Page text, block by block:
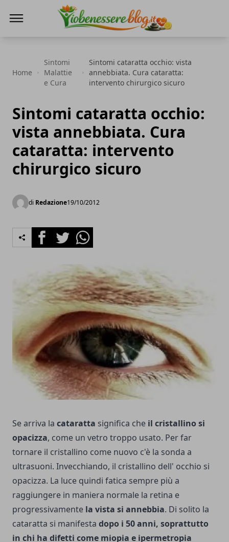
Home
Sintomi
Malattie
e Cura
Sintomi cataratta occhio: vista
annebbiata. Cura cataratta:
intervento chirurgico sicuro
Sintomi cataratta occhio:
vista annebbiata. Cura
cataratta: intervento
chirurgico sicuro
di Redazione19/10/2012
FacebookTwitterWhatsapp
Se arriva la cataratta significa che il cristallino si
opacizza, come un vetro troppo usato. Per far
tornare il cristallino come nuovo c'è la sonda a
ultrasuoni. Invecchiando, il cristallino dell' occhio si
opacizza. La luce quindi fatica sempre più a
raggiungere in maniera normale la retina e
progressivamente la vista si annebbia. Di solito la
cataratta si manifesta dopo i 50 anni, soprattutto
in chi ha difetti come miopia e ipermetropia